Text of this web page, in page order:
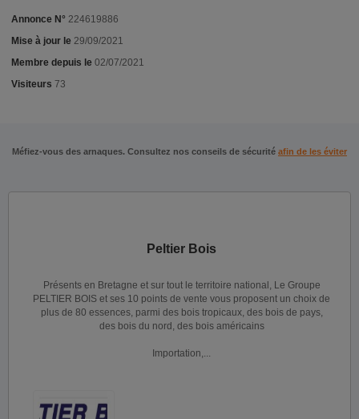
Annonce N° 224619886
Mise à jour le 29/09/2021
Membre depuis le 02/07/2021
Visiteurs 73
Méfiez-vous des arnaques. Consultez nos conseils de sécurité afin de les éviter
Peltier Bois
Présents en Bretagne et sur tout le territoire national, Le Groupe
PELTIER BOIS et ses 10 points de vente vous proposent un choix de
plus de 80 essences, parmi des bois tropicaux, des bois de pays,
des bois du nord, des bois américains
Importation,...